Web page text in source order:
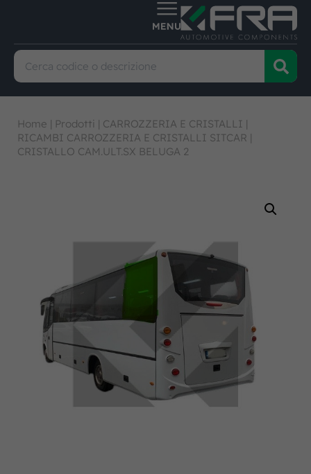
Home | Prodotti | CARROZZERIA E CRISTALLI |
RICAMBI CARROZZERIA E CRISTALLI SITCAR |
CRISTALLO CAM.ULT.SX BELUGA 2